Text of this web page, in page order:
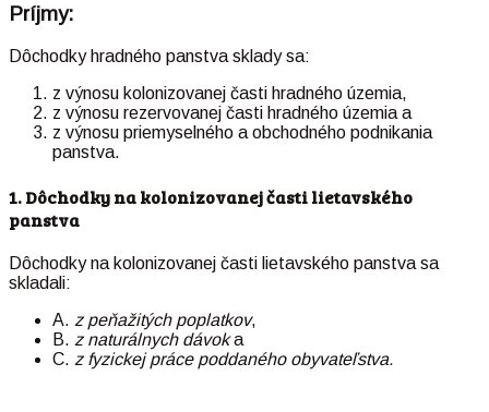
Príjmy:
Dôchodky hradného panstva sklady sa:
z výnosu kolonizovanej časti hradného územia,
z výnosu rezervovanej časti hradného územia a
z výnosu priemyselného a obchodného podnikania
panstva.
1. Dôchodky na kolonizovanej časti lietavského
panstva
Dôchodky na kolonizovanej časti lietavského panstva sa
skladali:
A. z peňažitých poplatkov,
B. z naturálnych dávoka
C. z fyzickej práce poddaného obyvateľstva.